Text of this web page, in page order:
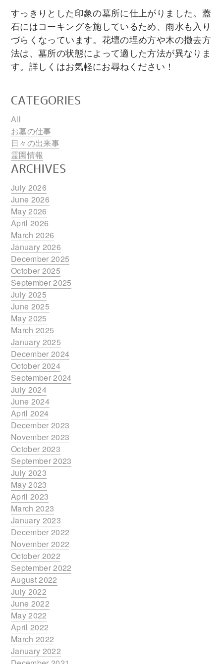
すっきりとした印象の墓所に仕上がりました。蓋
石にはコーキングを施しているため、雨水も入り
づらくなっています。花壇の埋め方や木の撤去方
法は、墓所の状態によって適した方法が異なりま
す。詳しくはお気軽にお尋ねください！
CATEGORIES
All
お墓の仕事
日々の出来事
霊園情報
ARCHIVES
July 2026
June 2026
May 2026
April 2026
March 2026
January 2026
December 2025
October 2025
September 2025
July 2025
June 2025
May 2025
March 2025
January 2025
December 2024
October 2024
September 2024
July 2024
June 2024
April 2024
December 2023
November 2023
October 2023
September 2023
July 2023
May 2023
April 2023
March 2023
January 2023
December 2022
November 2022
October 2022
September 2022
August 2022
July 2022
June 2022
May 2022
April 2022
March 2022
January 2022